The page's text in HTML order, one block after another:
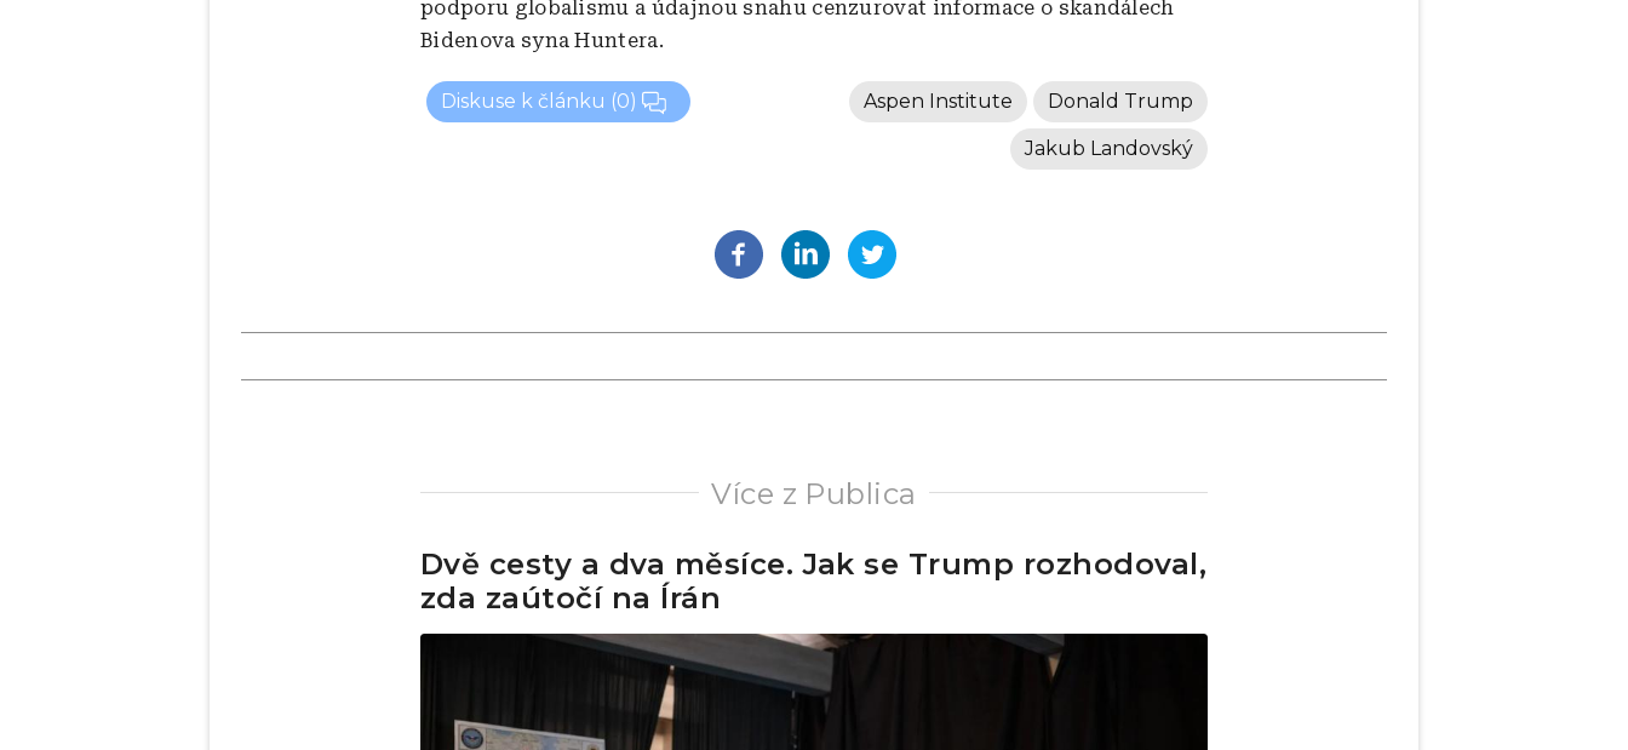
podporu globalismu a údajnou snahu cenzurovat informace o skandálech
Bidenova syna Huntera.
Diskuse k článku (0) Donald Trump
Aspen Institute
Jakub Landovský
Více z Publica
Dvě cesty a dva měsíce. Jak se Trump rozhodoval,
zda zaútočí na Írán